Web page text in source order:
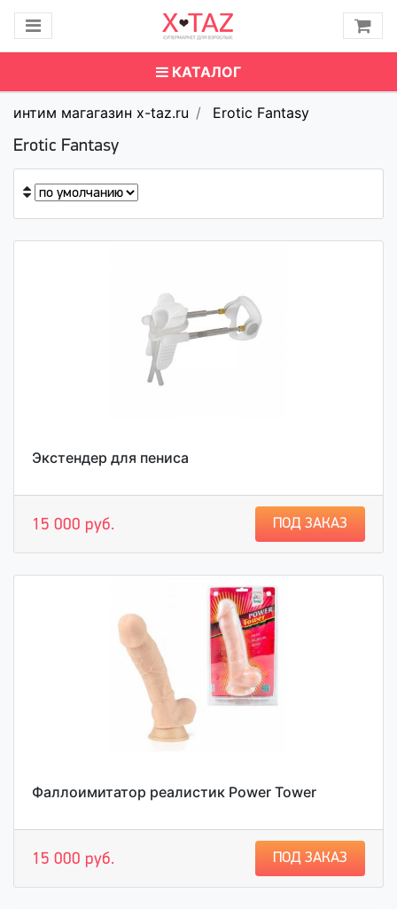
КАТАЛОГ
интим магагазин x-taz.ru
Erotic Fantasy
Erotic Fantasy
Экстендер для пениса
15 000 руб. ПОД ЗАКАЗ
Фаллоимитатор реалистик Power Tower
15 000 руб. ПОД ЗАКАЗ